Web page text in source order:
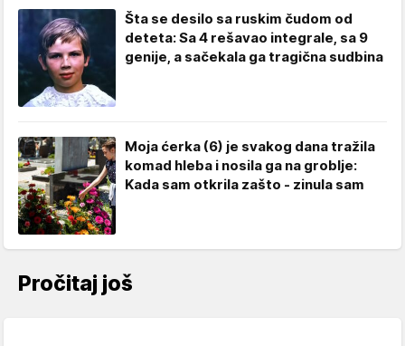
Šta se desilo sa ruskim čudom od
deteta: Sa 4 rešavao integrale, sa 9
genije, a sačekala ga tragična sudbina
Moja ćerka (6) je svakog dana tražila
komad hleba i nosila ga na groblje:
Kada sam otkrila zašto - zinula sam
Pročitaj još